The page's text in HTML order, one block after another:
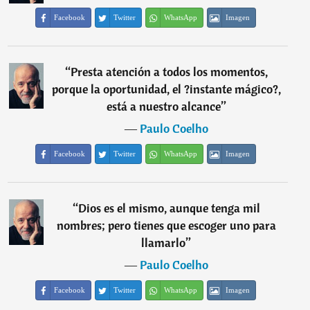
Facebook Twitter WhatsApp Imagen
“Presta atención a todos los momentos,
porque la oportunidad, el ?instante mágico?,
está a nuestro alcance”
―Paulo Coelho
Facebook Twitter WhatsApp Imagen
“Dios es el mismo, aunque tenga mil
nombres; pero tienes que escoger uno para
llamarlo”
―Paulo Coelho
Facebook Twitter WhatsApp Imagen